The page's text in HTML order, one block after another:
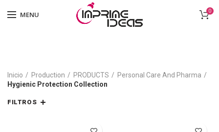
MENU 0
Inicio Production PRODUCTS
Personal Care And Pharma
Hygienic Protection Collection
FILTROS